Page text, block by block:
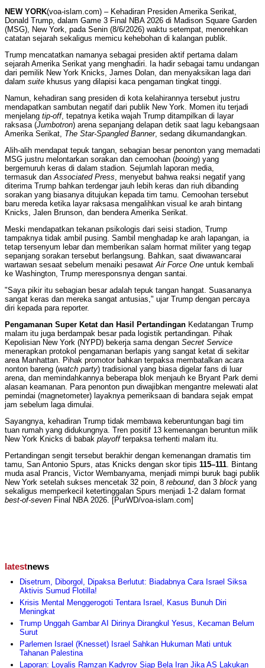
NEW YORK(voa-islam.com) – Kehadiran Presiden Amerika Serikat,
Donald Trump, dalam Game 3 Final NBA 2026 di Madison Square Garden
(MSG), New York, pada Senin (8/6/2026) waktu setempat, menorehkan
catatan sejarah sekaligus memicu kehebohan di kalangan publik.
Trump mencatatkan namanya sebagai presiden aktif pertama dalam
sejarah Amerika Serikat yang menghadiri. Ia hadir sebagai tamu undangan
dari pemilik New York Knicks, James Dolan, dan menyaksikan laga dari
dalam suite khusus yang dilapisi kaca pengaman tingkat tinggi.
Namun, kehadiran sang presiden di kota kelahirannya tersebut justru
mendapatkan sambutan negatif dari publik New York. Momen itu terjadi
menjelang tip-off, tepatnya ketika wajah Trump ditampilkan di layar
raksasa (Jumbotron) arena sepanjang delapan detik saat lagu kebangsaan
Amerika Serikat, The Star-Spangled Banner, sedang dikumandangkan.
Alih-alih mendapat tepuk tangan, sebagian besar penonton yang memadati
MSG justru melontarkan sorakan dan cemoohan (booing) yang
bergemuruh keras di dalam stadion. Sejumlah laporan media,
termasuk danAssociated Press, menyebut bahwa reaksi negatif yang
diterima Trump bahkan terdengar jauh lebih keras dan riuh dibanding
sorakan yang biasanya ditujukan kepada tim tamu. Cemoohan tersebut
baru mereda ketika layar raksasa mengalihkan visual ke arah bintang
Knicks, Jalen Brunson, dan bendera Amerika Serikat.
Meski mendapatkan tekanan psikologis dari seisi stadion, Trump
tampaknya tidak ambil pusing. Sambil menghadap ke arah lapangan, ia
tetap tersenyum lebar dan memberikan salam hormat militer yang tegap
sepanjang sorakan tersebut berlangsung. Bahkan, saat diwawancarai
wartawan sesaat sebelum menaiki pesawatAir Force One untuk kembali
ke Washington, Trump meresponsnya dengan santai.
"Saya pikir itu sebagian besar adalah tepuk tangan hangat. Suasananya
sangat keras dan mereka sangat antusias," ujar Trump dengan percaya
diri kepada para reporter.
Pengamanan Super Ketat dan Hasil Pertandingan Kedatangan Trump
malam itu juga berdampak besar pada logistik pertandingan. Pihak
Kepolisian New York (NYPD) bekerja sama dengan Secret Service
menerapkan protokol pengamanan berlapis yang sangat ketat di sekitar
area Manhattan. Pihak promotor bahkan terpaksa membatalkan acara
nonton bareng (watch party) tradisional yang biasa digelar fans di luar
arena, dan memindahkannya beberapa blok menjauh ke Bryant Park demi
alasan keamanan. Para penonton pun diwajibkan mengantre melewati alat
pemindai (magnetometer) layaknya pemeriksaan di bandara sejak empat
jam sebelum laga dimulai.
Sayangnya, kehadiran Trump tidak membawa keberuntungan bagi tim
tuan rumah yang didukungnya. Tren positif 13 kemenangan beruntun milik
New York Knicks di babak playoffterpaksa terhenti malam itu.
Pertandingan sengit tersebut berakhir dengan kemenangan dramatis tim
tamu, San Antonio Spurs, atas Knicks dengan skor tipis 115–111. Bintang
muda asal Prancis, Victor Wembanyama, menjadi mimpi buruk bagi publik
New York setelah sukses mencetak 32 poin, 8 rebound, dan 3 block yang
sekaligus memperkecil ketertinggalan Spurs menjadi 1-2 dalam format
best-of-seven Final NBA 2026. [PurWD/voa-islam.com]
latestnews
Disetrum, Diborgol, Dipaksa Berlutut: Biadabnya Cara Israel Siksa
Aktivis Sumud Flotilla!
Krisis Mental Menggerogoti Tentara Israel, Kasus Bunuh Diri
Meningkat
Trump Unggah Gambar AI Dirinya Dirangkul Yesus, Kecaman Belum
Surut
Parlemen Israel (Knesset) Israel Sahkan Hukuman Mati untuk
Tahanan Palestina
Laporan: Loyalis Ramzan Kadyrov Siap Bela Iran Jika AS Lakukan